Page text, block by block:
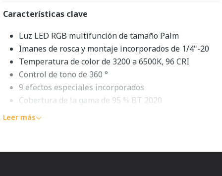
Características clave
Luz LED RGB multifunción de tamaño Palm
Imanes de rosca y montaje incorporados de 1/4"-20
Temperatura de color de 3200 a 6500K, 96 CRI
Control de tono de 360 °
9 efectos especiales incorporados
Cobertura de la gama de 95 % BT 2020
Aplicación de control complementaria para
Pantalla OLED con rueda de control
Leer más